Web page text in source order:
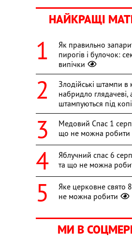
НАЙКРАЩІ
Як правильно
пирогів і булочок:
випічки
Злодійські штампи
набридло глядачеві,
штампуються під
Медовий Спас 1
що не можна робити
Яблучний спас 6
та що не можна
Яке церковне свято
не можна робити
МИ В